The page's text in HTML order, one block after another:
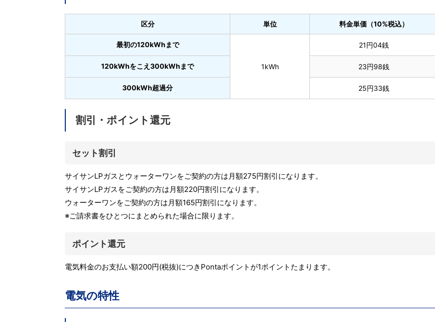
区分 単位 料金単価（10%税込）
最初の120kWhまで
1kWh
21円04銭
120kWhをこえ300kWhまで 23円98銭
300kWh超過分 25円33銭
割引・ポイント還元
セット割引
サイサンLPガスとウォーターワンをご契約の方は月額275円割引になります。
サイサンLPガスをご契約の方は月額220円割引になります。
ウォーターワンをご契約の方は月額165円割引になります。
※ご請求書をひとつにまとめられた場合に限ります。
ポイント還元
電気料金のお支払い額200円(税抜)につきPontaポイントが1ポイントたまります。
電気の特性